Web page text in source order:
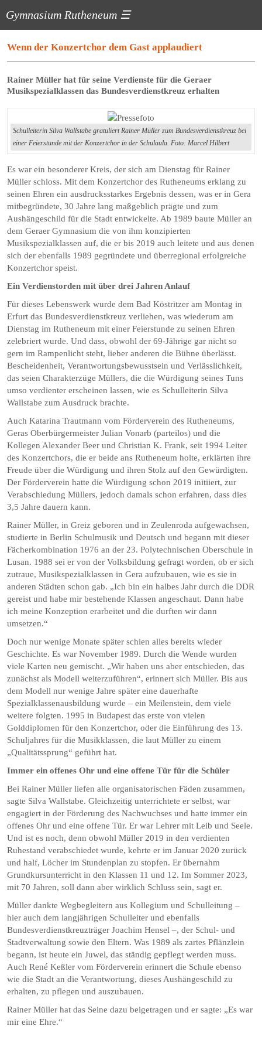
Gymnasium Rutheneum ☰
Wenn der Konzertchor dem Gast applaudiert
Rainer Müller hat für seine Verdienste für die Geraer
Musikspezialklassen das Bundesverdienstkreuz erhalten
Schulleiterin Silva Wallstabe gratuliert Rainer Müller zum Bundesverdienstkreuz bei
einer Feierstunde mit der Konzertchor in der Schulaula. Foto: Marcel Hilbert
Es war ein besonderer Kreis, der sich am Dienstag für Rainer
Müller schloss. Mit dem Konzertchor des Rutheneums erklang zu
seinen Ehren ein ausdrucksstarkes Ergebnis dessen, was er in Gera
mitbegründete, 30 Jahre lang maßgeblich prägte und zum
Aushängeschild für die Stadt entwickelte. Ab 1989 baute Müller an
dem Geraer Gymnasium die von ihm konzipierten
Musikspezialklassen auf, die er bis 2019 auch leitete und aus denen
sich der ebenfalls 1989 gegründete und überregional erfolgreiche
Konzertchor speist.
Ein Verdienstorden mit über drei Jahren Anlauf
Für dieses Lebenswerk wurde dem Bad Köstritzer am Montag in
Erfurt das Bundesverdienstkreuz verliehen, was wiederum am
Dienstag im Rutheneum mit einer Feierstunde zu seinen Ehren
zelebriert wurde. Und dass, obwohl der 69-Jährige gar nicht so
gern im Rampenlicht steht, lieber anderen die Bühne überlässt.
Bescheidenheit, Verantwortungsbewusstsein und Verlässlichkeit,
das seien Charakterzüge Müllers, die die Würdigung seines Tuns
umso verdienter erscheinen lassen, wie es Schulleiterin Silva
Wallstabe zum Ausdruck brachte.
Auch Katarina Trautmann vom Förderverein des Rutheneums,
Geras Oberbürgermeister Julian Vonarb (parteilos) und die
Kollegen Alexander Beer und Christian K. Frank, seit 1994 Leiter
des Konzertchors, die er beide ans Rutheneum holte, erklärten ihre
Freude über die Würdigung und ihren Stolz auf den Gewürdigten.
Der Förderverein hatte die Würdigung schon 2019 initiiert, zur
Verabschiedung Müllers, jedoch damals schon erfahren, dass dies
3,5 Jahre dauern kann.
Rainer Müller, in Greiz geboren und in Zeulenroda aufgewachsen,
studierte in Berlin Schulmusik und Deutsch und begann mit dieser
Fächerkombination 1976 an der 23. Polytechnischen Oberschule in
Lusan. 1988 sei er von der Volksbildung gefragt worden, ob er sich
zutraue, Musikspezialklassen in Gera aufzubauen, wie es sie in
anderen Städten schon gab. „Ich bin ein halbes Jahr durch die DDR
gereist und habe mir bestehende Klassen angeschaut. Dann habe
ich meine Konzeption erarbeitet und die durften wir dann
umsetzen.“
Doch nur wenige Monate später schien alles bereits wieder
Geschichte. Es war November 1989. Durch die Wende wurden
viele Karten neu gemischt. „Wir haben uns aber entschieden, das
zunächst als Modell weiterzuführen“, erinnert sich Müller. Bis aus
dem Modell nur wenige Jahre später eine dauerhafte
Spezialklassenausbildung wurde – ein Meilenstein, dem viele
weitere folgten. 1995 in Budapest das erste von vielen
Golddiplomen für den Konzertchor, oder die Einführung des 13.
Schuljahres für die Musikklassen, die laut Müller zu einem
„Qualitätssprung“ geführt hat.
Immer ein offenes Ohr und eine offene Tür für die Schüler
Bei Rainer Müller liefen alle organisatorischen Fäden zusammen,
sagte Silva Wallstabe. Gleichzeitig unterrichtete er selbst, war
engagiert in der Förderung des Nachwuchses und hatte immer ein
offenes Ohr und eine offene Tür. Er war Lehrer mit Leib und Seele.
Und ist es noch, denn obwohl Müller 2019 in den verdienten
Ruhestand verabschiedet wurde, kehrte er im Januar 2020 zurück
und half, Löcher im Stundenplan zu stopfen. Er übernahm
Grundkursunterricht in den Klassen 11 und 12. Im Sommer 2023,
mit 70 Jahren, soll dann aber wirklich Schluss sein, sagt er.
Müller dankte Wegbegleitern aus Kollegium und Schulleitung –
hier auch dem langjährigen Schulleiter und ebenfalls
Bundesverdienstkreuzträger Joachim Hensel –, der Schul- und
Stadtverwaltung sowie den Eltern. Was 1989 als zartes Pflänzlein
begann, ist heute ein Juwel, das ständig gepflegt werden muss.
Auch René Keßler vom Förderverein erinnert die Schule ebenso
wie die Stadt an die Verantwortung, dieses Aushängeschild zu
erhalten, zu pflegen und auszubauen.
Rainer Müller hat das Seine dazu beigetragen und er sagte: „Es war
mir eine Ehre.“